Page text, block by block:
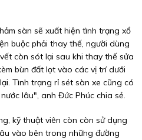
sàn sẽ xuất hiện tình trạng xổ
buộc phải thay thế, người dùng
còn sót lại sau khi thay thế sửa
bùn đất lọt vào các vị trí dưới
Tình trạng rỉ sét sàn xe cũng có
lâu", anh Đức Phúc chia sẻ.
kỹ thuật viên còn còn sử dụng
vào bên trong những đường